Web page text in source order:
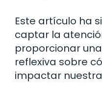
Este artículo ha
captar la
proporcionar
reflexiva sobre
impactar